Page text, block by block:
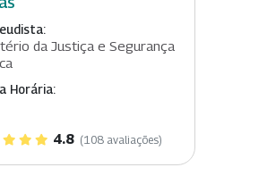
da Justiça e Segurança
Horária:
4.8 (108 avaliações)